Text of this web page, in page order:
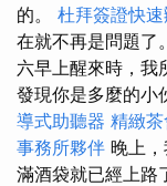
的。 杜拜簽證快
在就不再是問題了
六早上醒來時，我
發現你是多麼的小
導式助聽器 精緻
事務所夥伴 晚上
滿酒袋就已經上路